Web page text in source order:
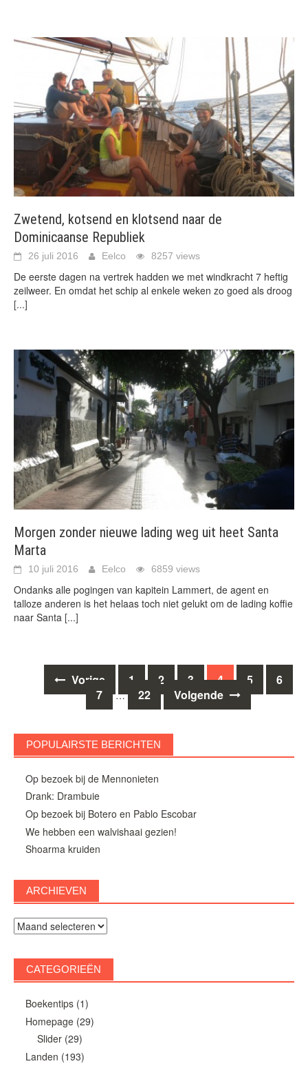
Zwetend, kotsend en klotsend naar de
Dominicaanse Republiek
26 juli 2016 Eelco 8257 views
De eerste dagen na vertrek hadden we met windkracht 7 heftig
zeilweer. En omdat het schip al enkele weken zo goed als droog
[...]
Morgen zonder nieuwe lading weg uit heet Santa
Marta
10 juli 2016 Eelco 6859 views
Ondanks alle pogingen van kapitein Lammert, de agent en
talloze anderen is het helaas toch niet gelukt om de lading koffie
naar Santa [...]
Berichten
navigatie
Vorige 1 2 3 4 5
6
7
… 22 Volgende
POPULAIRSTE BERICHTEN
Op bezoek bij de Mennonieten
Drank: Drambuie
Op bezoek bij Botero en Pablo Escobar
We hebben een walvishaai gezien!
Shoarma kruiden
ARCHIEVEN
Archieven
CATEGORIEËN
Boekentips(1)
Homepage(29)
Slider(29)
Landen (193)